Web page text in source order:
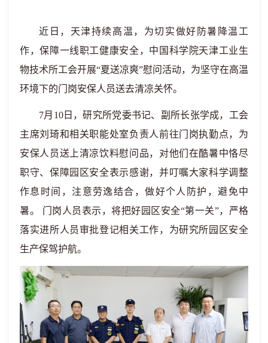
近日，天津持续高温，为切实做好防暑降温工
作，保障一线职工健康安全， 中国科学院天津工业生
物技术所工会开展“夏送凉爽”慰问活动，为坚守在高温
环境下的门岗安保人员送去清凉关怀。
7月 10日，研究所党委书记、副所长张学成，工会
主席刘琦和相关职能处室负责人前往门岗执勤点，为
安保人员送上清凉饮料慰问品，对他们在酷暑中恪尽
职守、保障园区安全表示感谢，并叮嘱大家科学调整
作息时间，注意劳逸结合，做好个人防护，避免中
暑。 门岗 人员表示，将把好园区安全“第一关”， 严格
落实进所人员审批登记相关工作， 为研究所 园区安全
生产保驾护航。